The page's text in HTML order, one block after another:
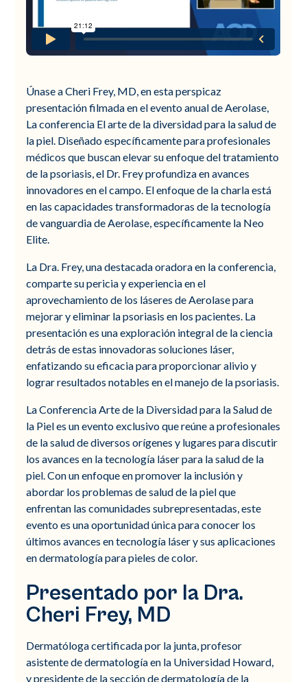
Únase a Cheri Frey, MD, en esta perspicaz
presentación filmada en el evento anual de Aerolase,
La conferencia El arte de la diversidad para la salud de
la piel. Diseñado específicamente para profesionales
médicos que buscan elevar su enfoque del tratamiento
de la psoriasis, el Dr. Frey profundiza en avances
innovadores en el campo. El enfoque de la charla está
en las capacidades transformadoras de la tecnología
de vanguardia de Aerolase, específicamente la Neo
Elite.
La Dra. Frey, una destacada oradora en la conferencia,
comparte su pericia y experiencia en el
aprovechamiento de los láseres de Aerolase para
mejorar y eliminar la psoriasis en los pacientes. La
presentación es una exploración integral de la ciencia
detrás de estas innovadoras soluciones láser,
enfatizando su eficacia para proporcionar alivio y
lograr resultados notables en el manejo de la psoriasis.
La Conferencia Arte de la Diversidad para la Salud de
la Piel es un evento exclusivo que reúne a profesionales
de la salud de diversos orígenes y lugares para discutir
los avances en la tecnología láser para la salud de la
piel. Con un enfoque en promover la inclusión y
abordar los problemas de salud de la piel que
enfrentan las comunidades subrepresentadas, este
evento es una oportunidad única para conocer los
últimos avances en tecnología láser y sus aplicaciones
en dermatología para pieles de color.
Presentado por la Dra.
Cheri Frey, MD
Dermatóloga certificada por la junta, profesor
asistente de dermatología en la Universidad Howard,
y presidente de la sección de dermatología de la